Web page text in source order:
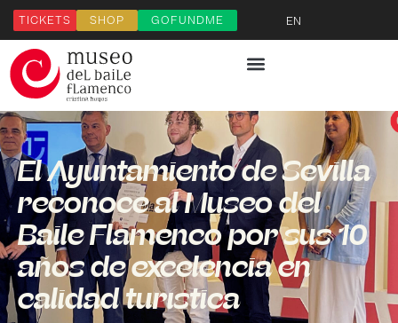
TICKETS SHOP GOFUNDME EN
El Ayuntamiento de Sevilla
reconoce al Museo del
Baile Flamenco por sus 10
años de excelencia en
calidad turística